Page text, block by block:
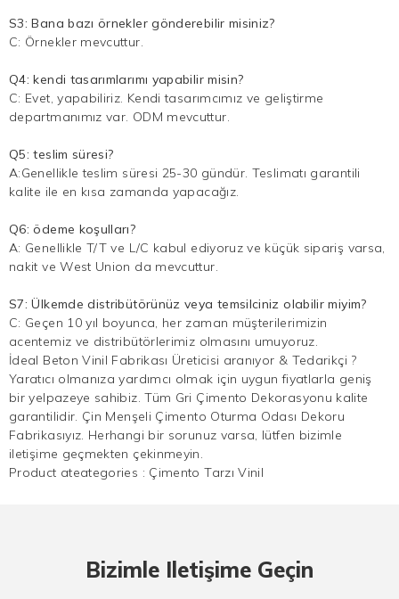
S3: Bana bazı örnekler gönderebilir misiniz?
C: Örnekler mevcuttur.
Q4: kendi tasarımlarımı yapabilir misin?
C: Evet, yapabiliriz. Kendi tasarımcımız ve geliştirme
departmanımız var. ODM mevcuttur.
Q5: teslim süresi?
A:Genellikle teslim süresi 25-30 gündür. Teslimatı garantili
kalite ile en kısa zamanda yapacağız.
Q6: ödeme koşulları?
A: Genellikle T/T ve L/C kabul ediyoruz ve küçük sipariş varsa,
nakit ve West Union da mevcuttur.
S7: Ülkemde distribütörünüz veya temsilciniz olabilir miyim?
C: Geçen 10 yıl boyunca, her zaman müşterilerimizin
acentemiz ve distribütörlerimiz olmasını umuyoruz.
İdeal Beton Vinil Fabrikası Üreticisi aranıyor & Tedarikçi ?
Yaratıcı olmanıza yardımcı olmak için uygun fiyatlarla geniş
bir yelpazeye sahibiz. Tüm Gri Çimento Dekorasyonu kalite
garantilidir. Çin Menşeli Çimento Oturma Odası Dekoru
Fabrikasıyız. Herhangi bir sorunuz varsa, lütfen bizimle
iletişime geçmekten çekinmeyin.
Product ateategories : Çimento Tarzı Vinil
Bizimle Iletişime Geçin